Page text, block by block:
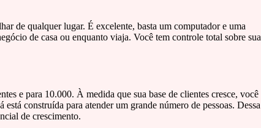
de qualquer lugar. É excelente, basta um computador e uma
de casa ou enquanto viaja. Você tem controle total sobre sua
e para 10.000. À medida que sua base de clientes cresce, você
construída para atender um grande número de pessoas. Dessa
de crescimento.